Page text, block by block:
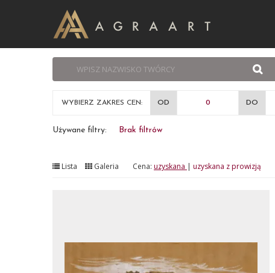
WYBIERZ ZAKRES CEN: OD DO
Używane filtry: Brak filtrów
Lista Galeria Cena: uzyskana | uzyskana z prowizją